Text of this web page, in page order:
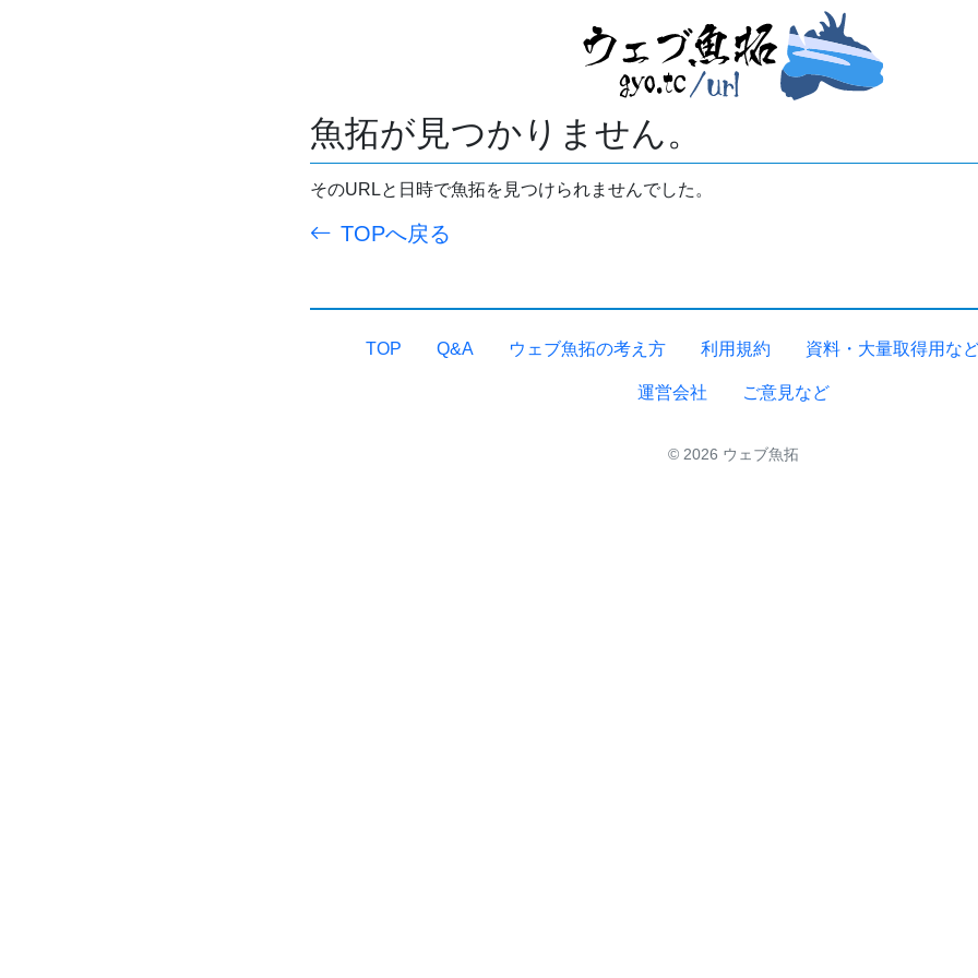
魚拓が見つかりません。
そのURLと日時で魚拓を見つけられませんでした。
TOPへ戻る
TOP Q&A ウェブ魚拓の考え方 利用規約 資料・大量取得用な
運営会社 ご意見など
© 2026 ウェブ魚拓